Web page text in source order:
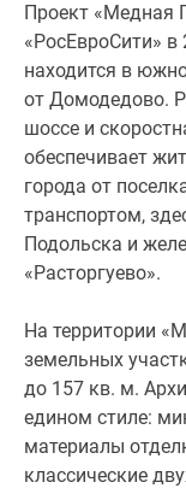
5
разных
видов
планировок,
в
каждой
предусмотрено
от
двух
до
спальных
мест,
просторные
гостиные,
гардеробные
и
Проект «Медная
«РосЕвроСити» в
находится в
от Домодедово.
шоссе и
обеспечивает
города от
транспортом,
Подольска и
«Расторгуево».
На территории
земельных
до 157 кв. м.
едином стиле:
материалы
классические